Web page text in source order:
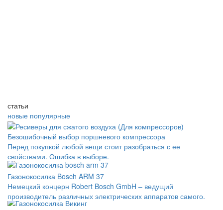
статьи
новые популярные
Безошибочный выбор поршневого компрессора
Перед покупкой любой вещи стоит разобраться с ее
свойствами. Ошибка в выборе.
Газонокосилка Bosch ARM 37
Немецкий концерн Robert Bosch GmbH – ведущий
производитель различных электрических аппаратов самого.